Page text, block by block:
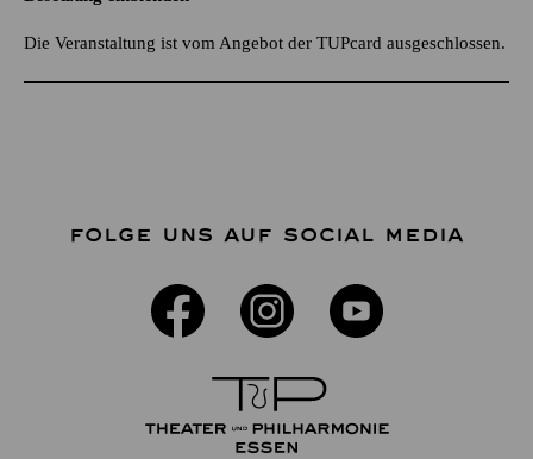
Die Veranstaltung ist vom Angebot der TUPcard ausgeschlossen.
FOLGE UNS AUF SOCIAL MEDIA